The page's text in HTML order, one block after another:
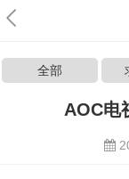
全部
AOC电